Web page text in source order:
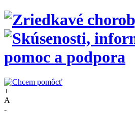
+
A
-